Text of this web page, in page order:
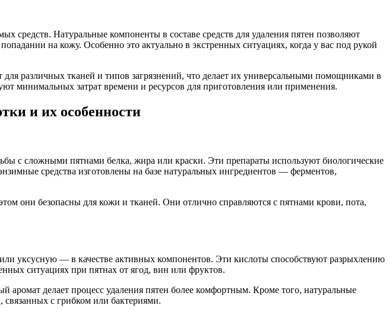
средств. Натуральные компоненты в составе средств для удаления пятен позволяют
на кожу. Особенно это актуально в экстренных ситуациях, когда у вас под рукой
различных тканей и типов загрязнений, что делает их универсальными помощниками в
минимальных затрат времени и ресурсов для приготовления или применения.
и их особенности
с сложными пятнами белка, жира или краски. Эти препараты используют биологические
средства изготовлены на базе натуральных ингредиентов — ферментов,
они безопасны для кожи и тканей. Они отлично справляются с пятнами крови, пота,
уксусную — в качестве активных компонентов. Эти кислоты способствуют разрыхлению
ситуациях при пятнах от ягод, вин или фруктов.
аромат делает процесс удаления пятен более комфортным. Кроме того, натуральные
с грибком или бактериями.